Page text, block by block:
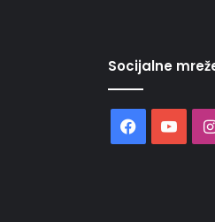
Socijalne
Facebook